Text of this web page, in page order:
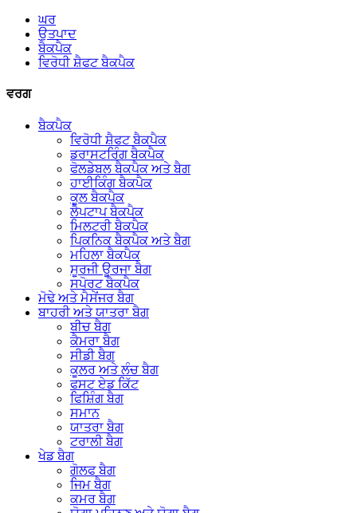
ਘਰ
ਉਤਪਾਦ
ਬੈਕਪੈਕ
ਵਿਰੋਧੀ ਸ਼ੈਫਟ ਬੈਕਪੈਕ
ਵਰਗ
ਬੈਕਪੈਕ
ਵਿਰੋਧੀ ਸ਼ੈਫਟ ਬੈਕਪੈਕ
ਡਰਾਸਟਰਿੰਗ ਬੈਕਪੈਕ
ਫੋਲਡੇਬਲ ਬੈਕਪੈਕ ਅਤੇ ਬੈਗ
ਹਾਈਕਿੰਗ ਬੈਕਪੈਕ
ਕੂਲ ਬੈਕਪੈਕ
ਲੈਪਟਾਪ ਬੈਕਪੈਕ
ਮਿਲਟਰੀ ਬੈਕਪੈਕ
ਪਿਕਨਿਕ ਬੈਕਪੈਕ ਅਤੇ ਬੈਗ
ਮਹਿਲਾ ਬੈਕਪੈਕ
ਸੂਰਜੀ ਊਰਜਾ ਬੈਗ
ਸਪੋਰਟ ਬੈਕਪੈਕ
ਮੋਢੇ ਅਤੇ ਮੈਸੇਂਜਰ ਬੈਗ
ਬਾਹਰੀ ਅਤੇ ਯਾਤਰਾ ਬੈਗ
ਬੀਚ ਬੈਗ
ਕੈਮਰਾ ਬੈਗ
ਸੀਡੀ ਬੈਗ
ਕੂਲਰ ਅਤੇ ਲੰਚ ਬੈਗ
ਫਸਟ ਏਡ ਕਿੱਟ
ਫਿਸ਼ਿੰਗ ਬੈਗ
ਸਮਾਨ
ਯਾਤਰਾ ਬੈਗ
ਟਰਾਲੀ ਬੈਗ
ਖੇਡ ਬੈਗ
ਗੋਲਫ ਬੈਗ
ਜਿਮ ਬੈਗ
ਕਮਰ ਬੈਗ